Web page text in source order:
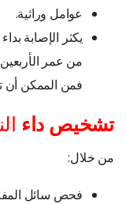
عوامل وراثية.
يكثر الإصابة
من عمر
فمن الممكن أن
تشخيص داء
من خلال:
فحص سائل